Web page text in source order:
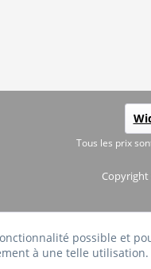
Tous les prix
possible et
à une telle utilisation.